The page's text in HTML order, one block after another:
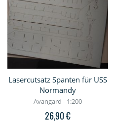
Lasercutsatz Spanten für USS
Normandy
Avangard - 1:200
26,90 €